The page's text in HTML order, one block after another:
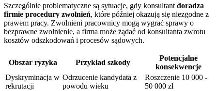
Szczególnie problematyczne są sytuacje, gdy konsultant doradza
firmie procedury zwolnień, które później okazują się niezgodne z
prawem pracy. Zwolnieni pracownicy mogą wygrać sprawy o
bezprawne zwolnienie, a firma może żądać od konsultanta zwrotu
kosztów odszkodowań i procesów sądowych.
Obszar ryzyka Przykład szkody
Potencjalne
konsekwencje
Dyskryminacja w
rekrutacji
Odrzucenie kandydata z
powodu wieku
Roszczenie 10 000 -
50 000 zł